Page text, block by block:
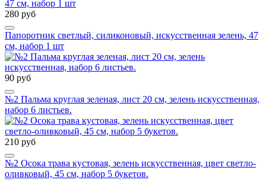
280 руб
Папоротник светлый, силиконовый, искусственная зелень, 47
см, набор 1 шт
90 руб
№2 Пальма круглая зеленая, лист 20 см, зелень искусственная,
набор 6 листьев.
210 руб
№2 Осока трава кустовая, зелень искусственная, цвет светло-
оливковый, 45 см, набор 5 букетов.